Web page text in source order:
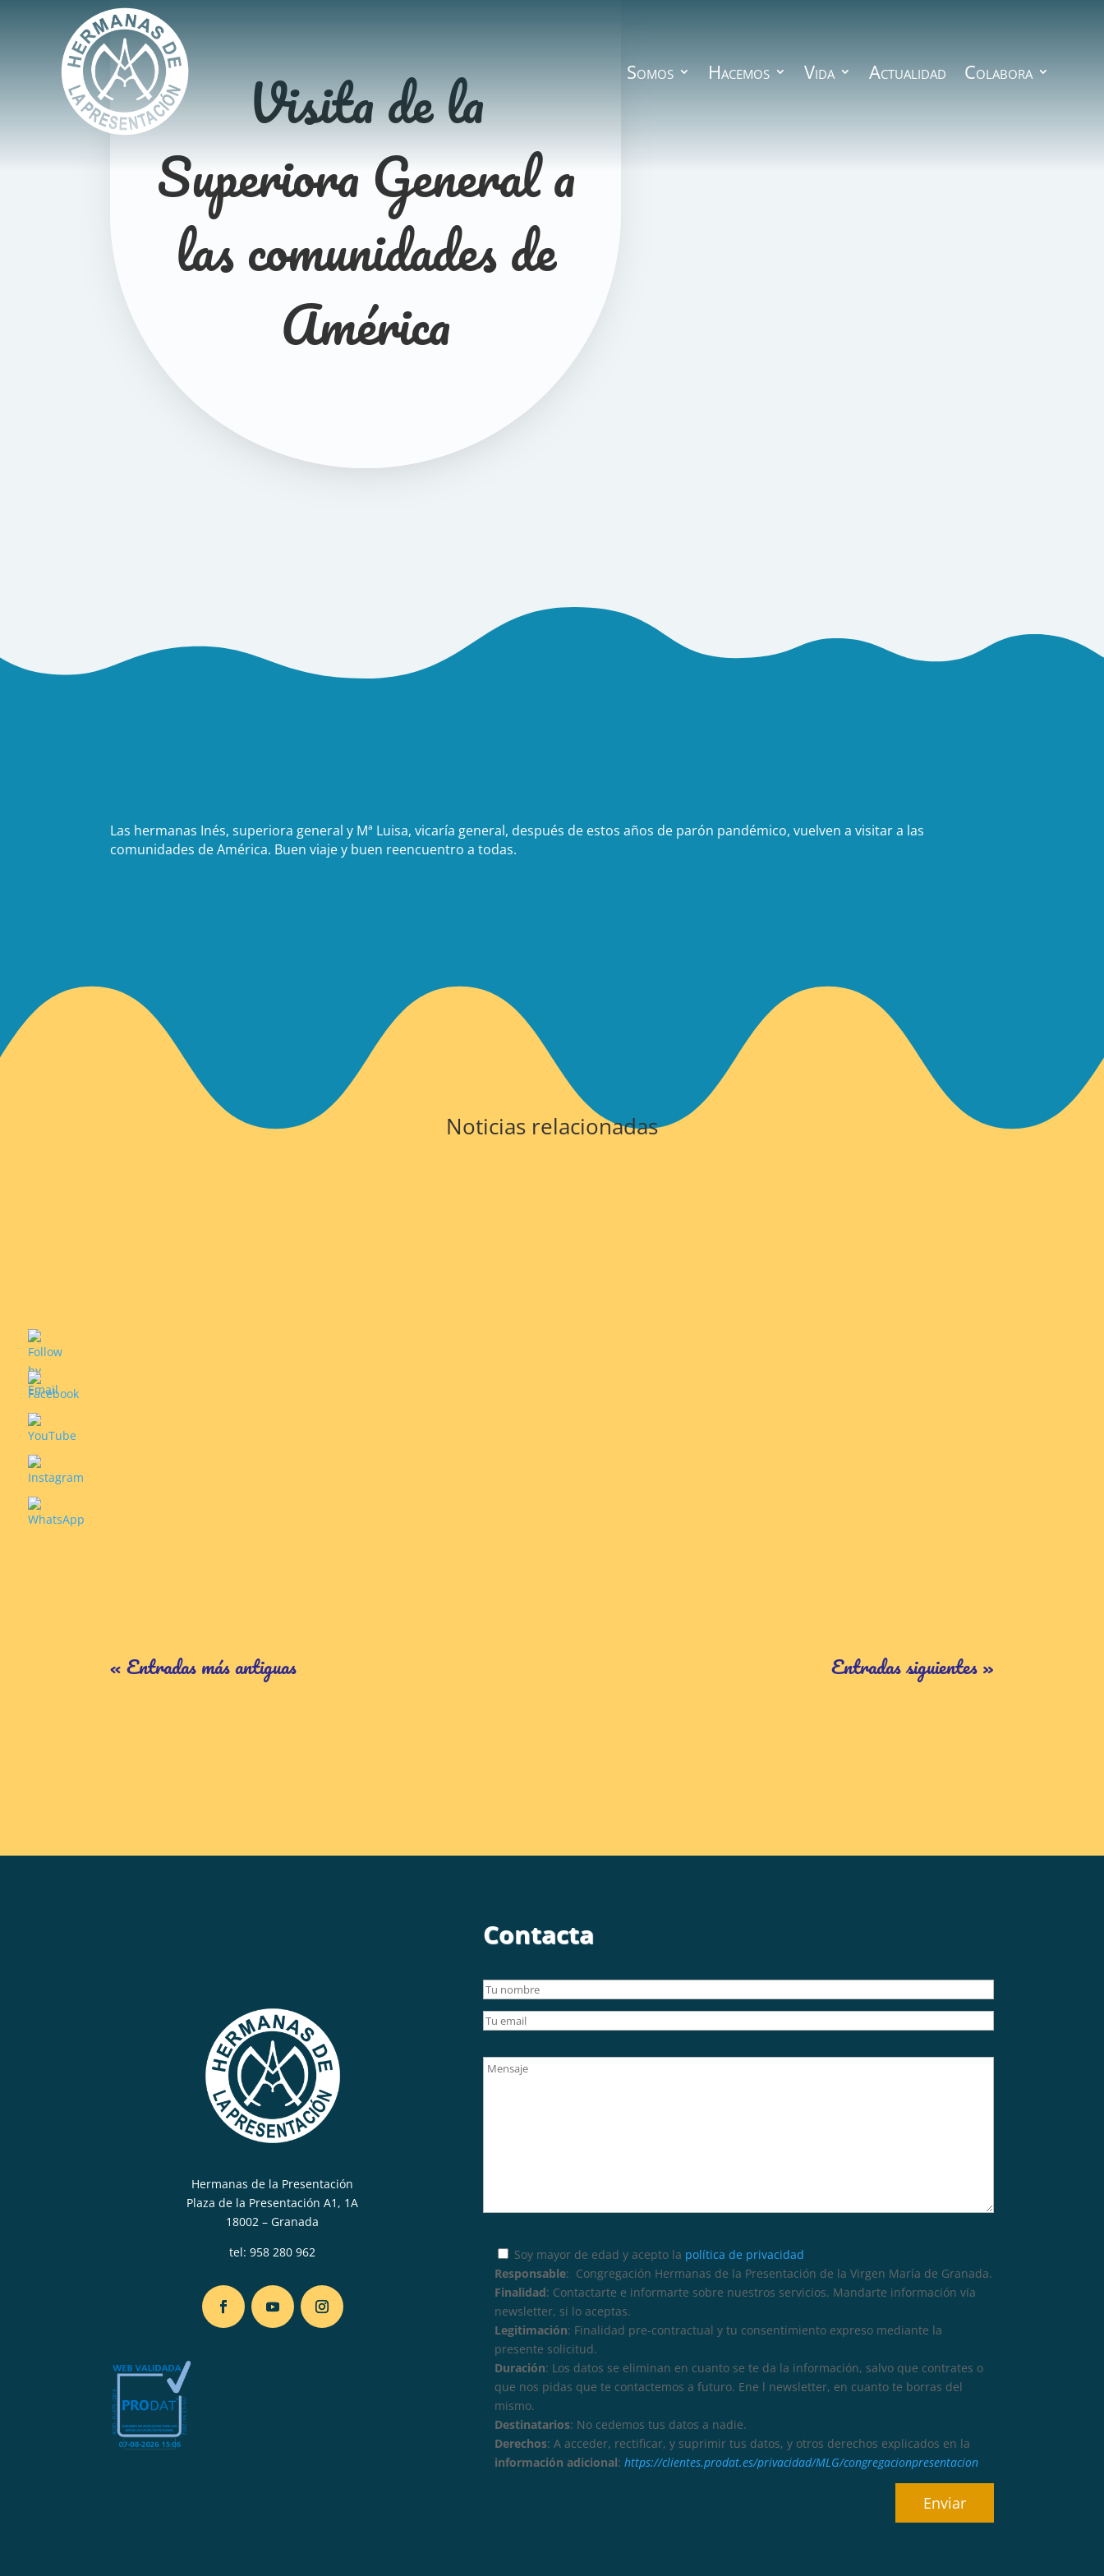
Somos Hacemos Vida Actualidad Colabora
Visita de la
Superiora General a
las comunidades de
América
Las hermanas Inés, superiora general y Mª Luisa, vicaría general, después de estos años de parón pandémico, vuelven a visitar a las
comunidades de América. Buen viaje y buen reencuentro a todas.
Noticias relacionadas
« Entradas más antiguas Entradas siguientes »
Hermanas de la Presentación
Plaza de la Presentación A1, 1A
18002 – Granada
tel:958 280 962
Contacta
Soy mayor de edad y acepto la política de privacidad
Responsable: Congregación Hermanas de la Presentación de la Virgen María de Granada.
Finalidad: Contactarte e informarte sobre nuestros servicios. Mandarte información vía
newsletter, si lo aceptas.
Legitimación: Finalidad pre-contractual y tu consentimiento expreso mediante la
presente solicitud.
Duración: Los datos se eliminan en cuanto se te da la información, salvo que contrates o
que nos pidas que te contactemos a futuro. Ene l newsletter, en cuanto te borras del
mismo.
Destinatarios: No cedemos tus datos a nadie.
Derechos: A acceder, rectificar, y suprimir tus datos, y otros derechos explicados en la
información adicional:https://clientes.prodat.es/privacidad/MLG/congregacionpresentacion